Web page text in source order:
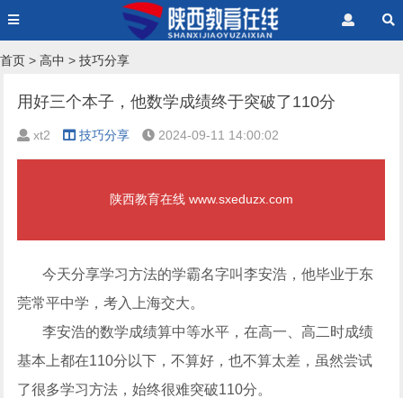
首页 > 高中 > 技巧分享
用好三个本子，他数学成绩终于突破了110分
xt2 技巧分享 2024-09-11 14:00:02
陕西教育在线 www.sxeduzx.com
今天分享学习方法的学霸名字叫李安浩，他毕业于东
莞常平中学，考入上海交大。
李安浩的数学成绩算中等水平，在高一、高二时成绩
基本上都在110分以下，不算好，也不算太差，虽然尝试
了很多学习方法，始终很难突破110分。